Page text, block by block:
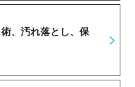
、汚れ落とし、保